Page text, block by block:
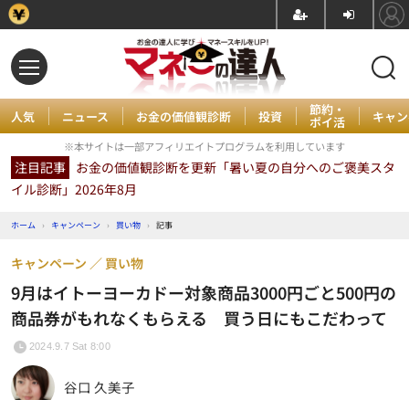
人気 ニュース お金の価値観診断 投資 節約・
ポイ活 キャ
※本サイトは一部アフィリエイトプログラムを利用しています
注目記事 お金の価値観診断を更新「暑い夏の自分へのご褒美スタ
イル診断」2026年8月
ホーム › キャンペーン › 買い物 › 記事
9月はイトーヨーカドー対象商品3000円ごと500円の
商品券がもれなくもらえる 買う日にもこだわって
キャンペーン 買い物
2024.9.7 Sat 8:00
谷口 久美子